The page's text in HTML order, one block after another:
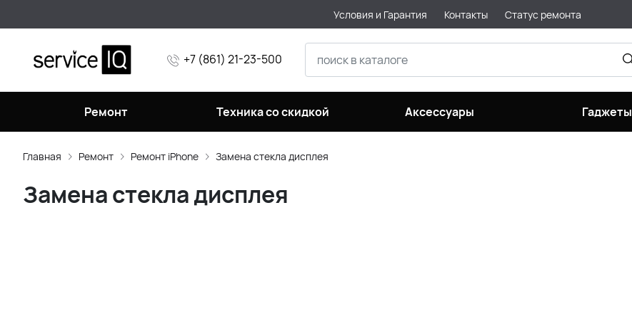
Условия и Гарантия Контакты Статус ремонта
+7 (861) 21-23-500
Ремонт Техника со скидкой Аксессуары Гаджеты
Главная Ремонт Ремонт iPhone Замена стекла дисплея
Замена стекла дисплея